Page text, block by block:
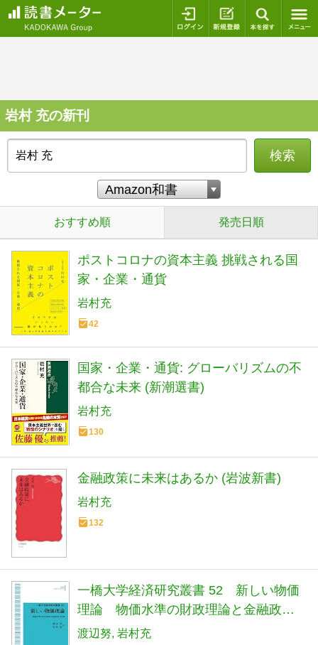
ログイン 新規登録
岩村 充の新刊
検索
おすすめ順 発売日順
ポストコロナの資本主義 挑戦される国
家・企業・通貨
岩村充
42
国家・企業・通貨: グローバリズムの不
都合な未来 (新潮選書)
岩村充
130
金融政策に未来はあるか (岩波新書)
岩村充
132
一橋大学経済研究叢書 52 新しい物価
理論 物価水準の財政理論と金融政策
の役割
渡辺努 岩村充